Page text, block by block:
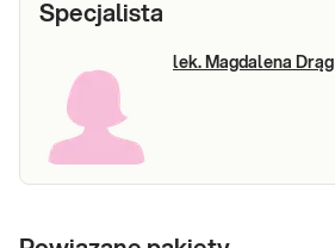
Specjalista
lek. Magdalena Drąg